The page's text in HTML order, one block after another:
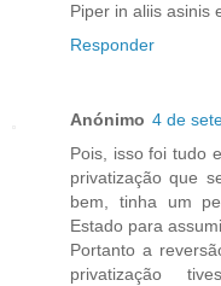
Piper in aliis asinis
Responder
Anónimo 4 de
Pois, isso foi tudo
privatização que
bem, tinha um
Estado para
Portanto a
privatização